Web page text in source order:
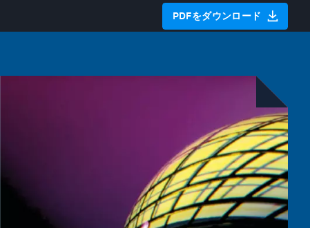
PDFをダウンロード